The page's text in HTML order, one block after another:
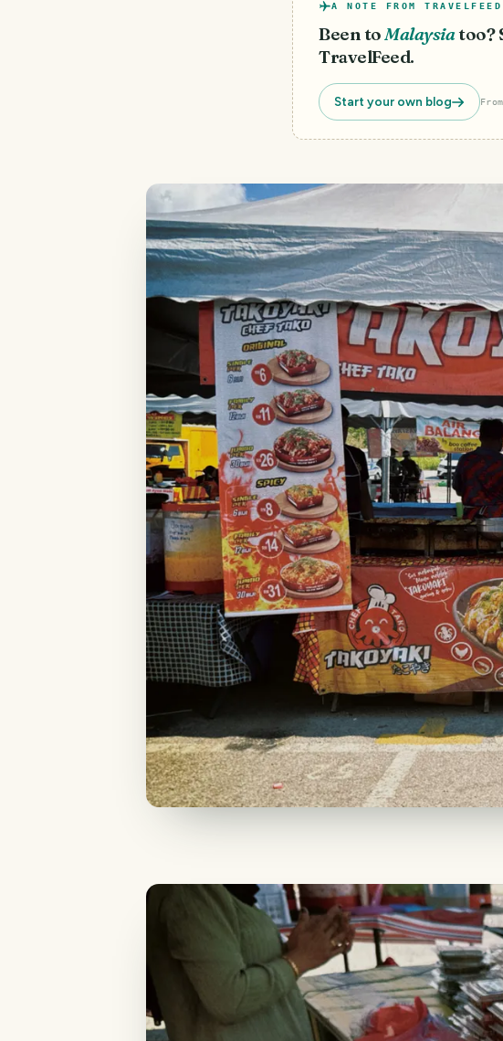
A NOTE FROM TRAVELFEED
Been toMalaysiatoo?
TravelFeed.
Start your own blog